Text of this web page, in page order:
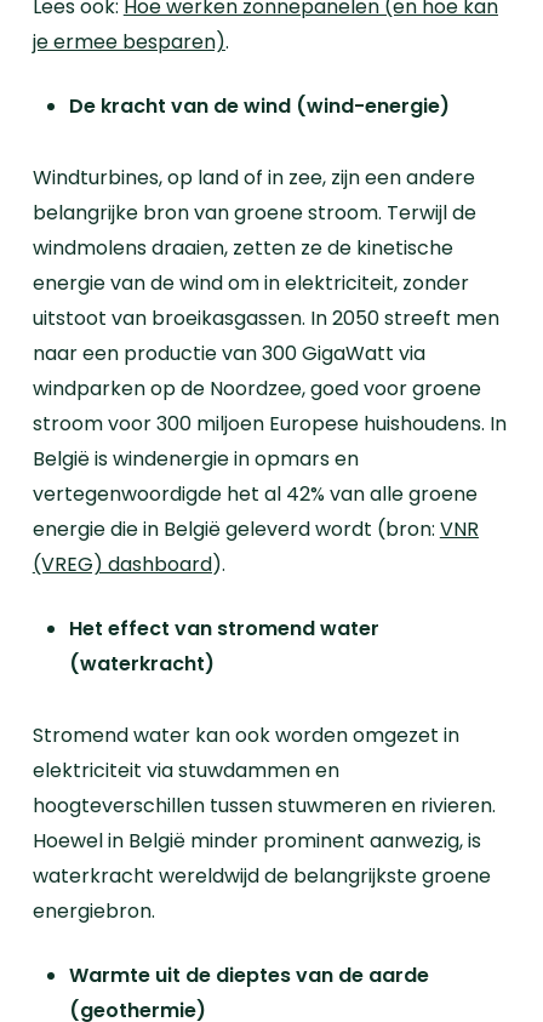
Lees ook: Hoe werken zonnepanelen (en hoe kan
je ermee besparen).
De kracht van de wind (wind-energie)
Windturbines, op land of in zee, zijn een andere
belangrijke bron van groene stroom. Terwijl de
windmolens draaien, zetten ze de kinetische
energie van de wind om in elektriciteit, zonder
uitstoot van broeikasgassen. In 2050 streeft men
naar een productie van 300 GigaWatt via
windparken op de Noordzee, goed voor groene
stroom voor 300 miljoen Europese huishoudens. In
België is windenergie in opmars en
vertegenwoordigde het al 42% van alle groene
energie die in België geleverd wordt (bron: VNR
(VREG) dashboard).
Het effect van stromend water
(waterkracht)
Stromend water kan ook worden omgezet in
elektriciteit via stuwdammen en
hoogteverschillen tussen stuwmeren en rivieren.
Hoewel in België minder prominent aanwezig, is
waterkracht wereldwijd de belangrijkste groene
energiebron.
Warmte uit de dieptes van de aarde
(geothermie)